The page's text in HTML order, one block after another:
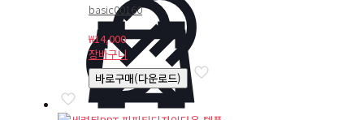
basic00160
₩14,000
장바구니
바로구매(다운로드)